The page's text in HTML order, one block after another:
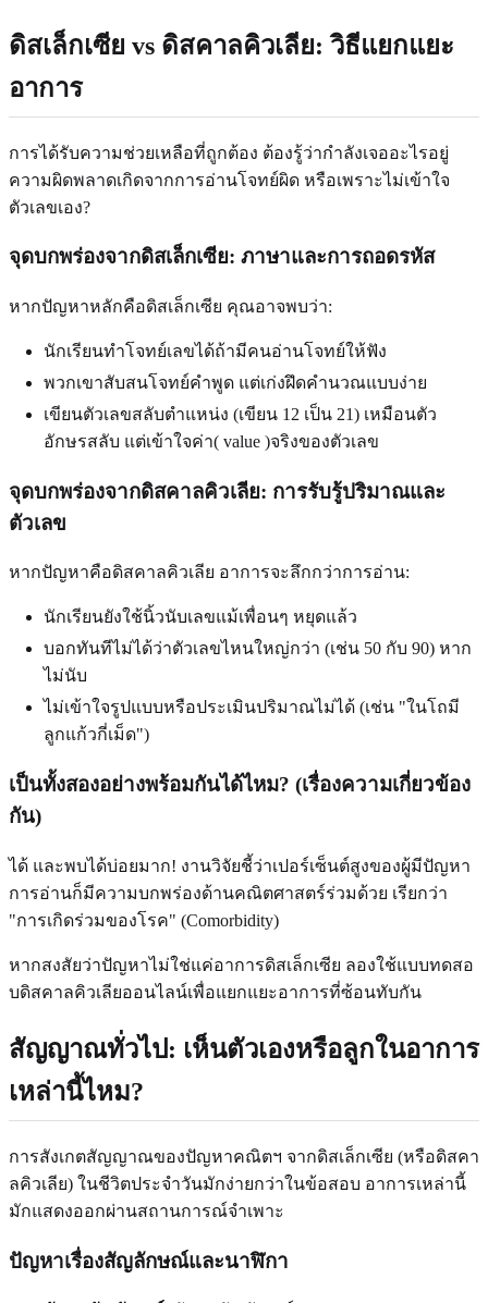
ดิสเล็กเซีย vs ดิสคาลคิวเลีย: วิธีแยกแยะ
อาการ
การได้รับความช่วยเหลือที่ถูกต้อง ต้องรู้ว่ากำลังเจออะไรอยู่
ความผิดพลาดเกิดจากการอ่านโจทย์ผิด หรือเพราะไม่เข้าใจ
ตัวเลขเอง?
จุดบกพร่องจากดิสเล็กเซีย: ภาษาและการถอดรหัส
หากปัญหาหลักคือดิสเล็กเซีย คุณอาจพบว่า:
นักเรียนทำโจทย์เลขได้ถ้ามีคนอ่านโจทย์ให้ฟัง
พวกเขาสับสนโจทย์คำพูด แต่เก่งฝึดคำนวณแบบง่าย
เขียนตัวเลขสลับตำแหน่ง (เขียน 12 เป็น 21) เหมือนตัว
อักษรสลับ แต่เข้าใจค่า( value )จริงของตัวเลข
จุดบกพร่องจากดิสคาลคิวเลีย: การรับรู้ปริมาณและ
ตัวเลข
หากปัญหาคือดิสคาลคิวเลีย อาการจะลึกกว่าการอ่าน:
นักเรียนยังใช้นิ้วนับเลขแม้เพื่อนๆ หยุดแล้ว
บอกทันทีไม่ได้ว่าตัวเลขไหนใหญ่กว่า (เช่น 50 กับ 90) หาก
ไม่นับ
ไม่เข้าใจรูปแบบหรือประเมินปริมาณไม่ได้ (เช่น "ในโถมี
ลูกแก้วกี่เม็ด")
เป็นทั้งสองอย่างพร้อมกันได้ไหม? (เรื่องความเกี่ยวข้อง
กัน)
ได้ และพบได้บ่อยมาก! งานวิจัยชี้ว่าเปอร์เซ็นต์สูงของผู้มีปัญหา
การอ่านก็มีความบกพร่องด้านคณิตศาสตร์ร่วมด้วย เรียกว่า
"การเกิดร่วมของโรค" (Comorbidity)
หากสงสัยว่าปัญหาไม่ใช่แค่อาการดิสเล็กเซีย ลองใช้แบบทดสอ
บดิสคาลคิวเลียออนไลน์เพื่อแยกแยะอาการที่ซ้อนทับกัน
สัญญาณทั่วไป: เห็นตัวเองหรือลูกในอาการ
เหล่านี้ไหม?
การสังเกตสัญญาณของปัญหาคณิตฯ จากดิสเล็กเซีย (หรือดิสคา
ลคิวเลีย) ในชีวิตประจำวันมักง่ายกว่าในข้อสอบ อาการเหล่านี้
มักแสดงออกผ่านสถานการณ์จำเพาะ
ปัญหาเรื่องสัญลักษณ์และนาฬิกา